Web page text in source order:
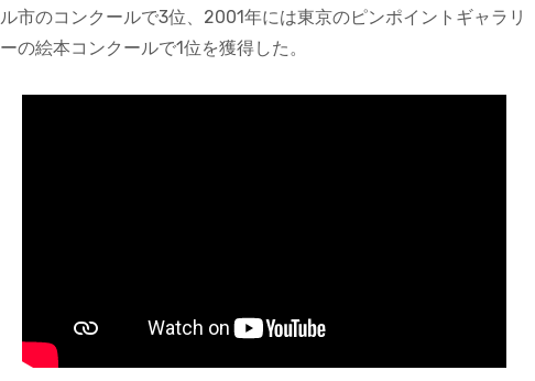
ル市のコンクールで3位、2001年には東京のピンポイントギャラリ
ーの絵本コンクールで1位を獲得した。